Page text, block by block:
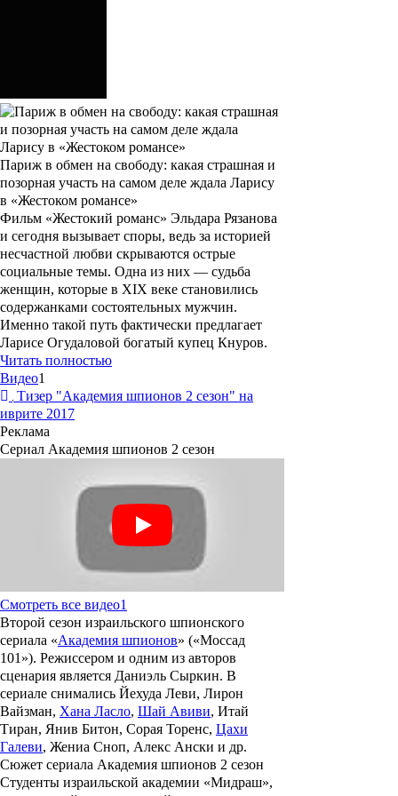
Париж в обмен на свободу: какая страшная и
позорная участь на самом деле ждала Ларису
в «Жестоком романсе»
Фильм «Жестокий романс» Эльдара Рязанова
и сегодня вызывает споры, ведь за историей
несчастной любви скрываются острые
социальные темы. Одна из них — судьба
женщин, которые в XIX веке становились
содержанками состоятельных мужчин.
Именно такой путь фактически предлагает
Ларисе Огудаловой богатый купец Кнуров.
Читать полностью
Видео1
Тизер "Академия шпионов 2 сезон" на
иврите 2017
Реклама
Сериал Академия шпионов 2 сезон
Смотреть все видео1
Второй сезон израильского шпионского
сериала «Академия шпионов» («Моссад
101 »). Режиссером и одним из авторов
сценария является Даниэль Сыркин. В
сериале снимались Йехуда Леви, Лирон
Вайзман, Хана Ласло, Шай Авиви, Итай
Тиран, Янив Битон, Сорая Торенс, Цахи
Галеви, Жениа Сноп, Алекс Ански и др.
Сюжет сериала Академия шпионов 2 сезон
Студенты израильской академии «Мидраш»,